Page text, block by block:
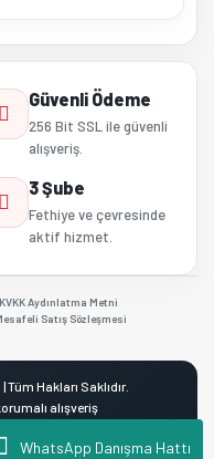
WhatsApp Danışma Hattı
Güvenli Ödeme
256 Bit SSL ile güvenli
alışveriş.
3 Şube
Fethiye ve çevresinde
aktif hizmet.
KVKK Aydınlatma Metni
Satış Sözleşmesi
Hakları Saklıdır.
alışveriş